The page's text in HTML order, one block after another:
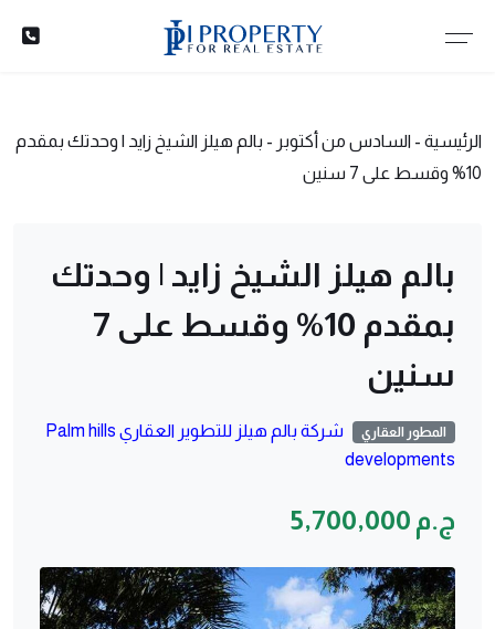
الرئيسية - السادس من أكتوبر - بالم هيلز الشيخ زايد | وحدتك بمقدم
10% وقسط على 7 سنين
بالم هيلز الشيخ زايد | وحدتك
بمقدم 10% وقسط على 7
سنين
المطور العقاري
شركة بالم هيلز للتطوير العقاري Palm hills
developments
ج.م 5,700,000